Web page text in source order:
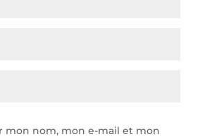
mon nom, mon e-mail et mon